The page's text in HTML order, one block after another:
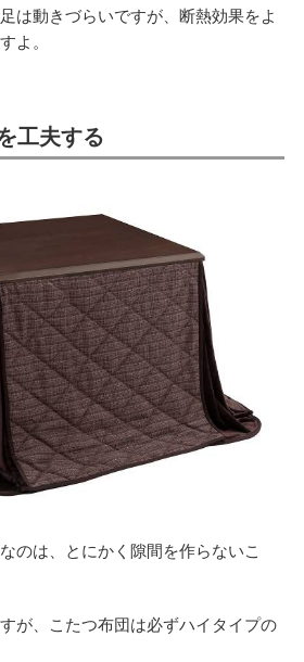
は動きづらいですが、断熱効果をよ
よ。
工夫する
のは、とにかく隙間を作らないこ
が、こたつ布団は必ずハイタイプの